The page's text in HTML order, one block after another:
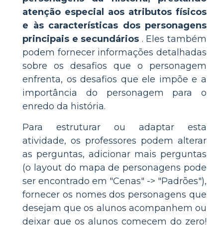
atenção especial aos atributos físicos
e às características dos personagens
principais e secundários . Eles também
podem fornecer informações detalhadas
sobre os desafios que o personagem
enfrenta, os desafios que ele impõe e a
importância do personagem para o
enredo da história.
Para estruturar ou adaptar esta
atividade, os professores podem alterar
as perguntas, adicionar mais perguntas
(o layout do mapa de personagens pode
ser encontrado em "Cenas" -> "Padrões"),
fornecer os nomes dos personagens que
desejam que os alunos acompanhem ou
deixar que os alunos comecem do zero!